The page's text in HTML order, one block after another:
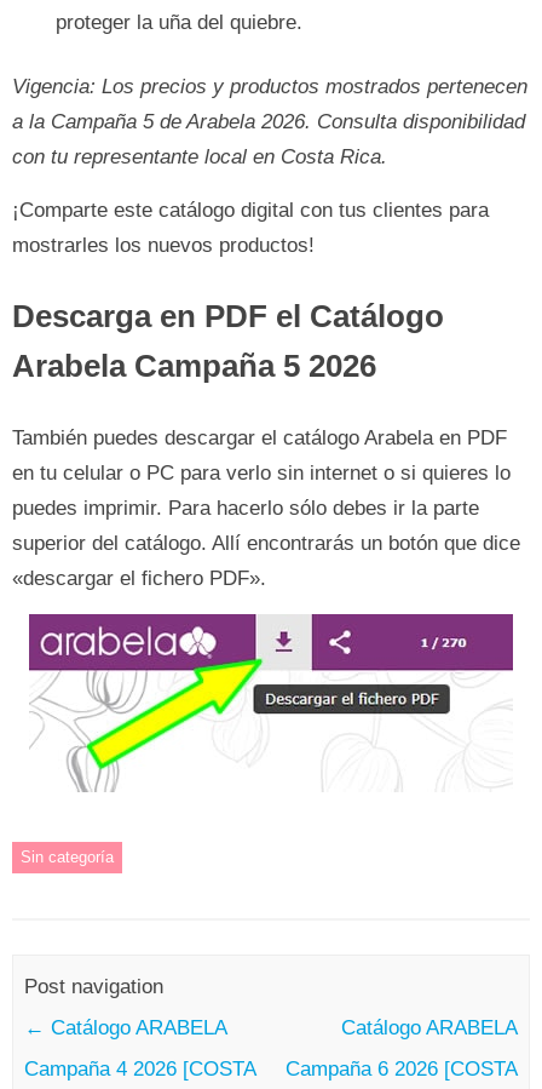
proteger la uña del quiebre.
Vigencia: Los precios y productos mostrados pertenecen
a la Campaña 5 de Arabela 2026. Consulta disponibilidad
con tu representante local en Costa Rica.
¡Comparte este catálogo digital con tus clientes para
mostrarles los nuevos productos!
Descarga en PDF el Catálogo
Arabela Campaña 5 2026
También puedes descargar el catálogo Arabela en PDF
en tu celular o PC para verlo sin internet o si quieres lo
puedes imprimir. Para hacerlo sólo debes ir la parte
superior del catálogo. Allí encontrarás un botón que dice
«descargar el fichero PDF».
Sin categoría
Post navigation
← Catálogo ARABELA
Campaña 4 2026 [COSTA
Catálogo ARABELA
Campaña 6 2026 [COSTA